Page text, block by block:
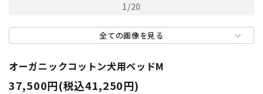
1/20
全ての画像を見る
オーガニックコットン犬用ベッドM
37,500円(税込41,250円)